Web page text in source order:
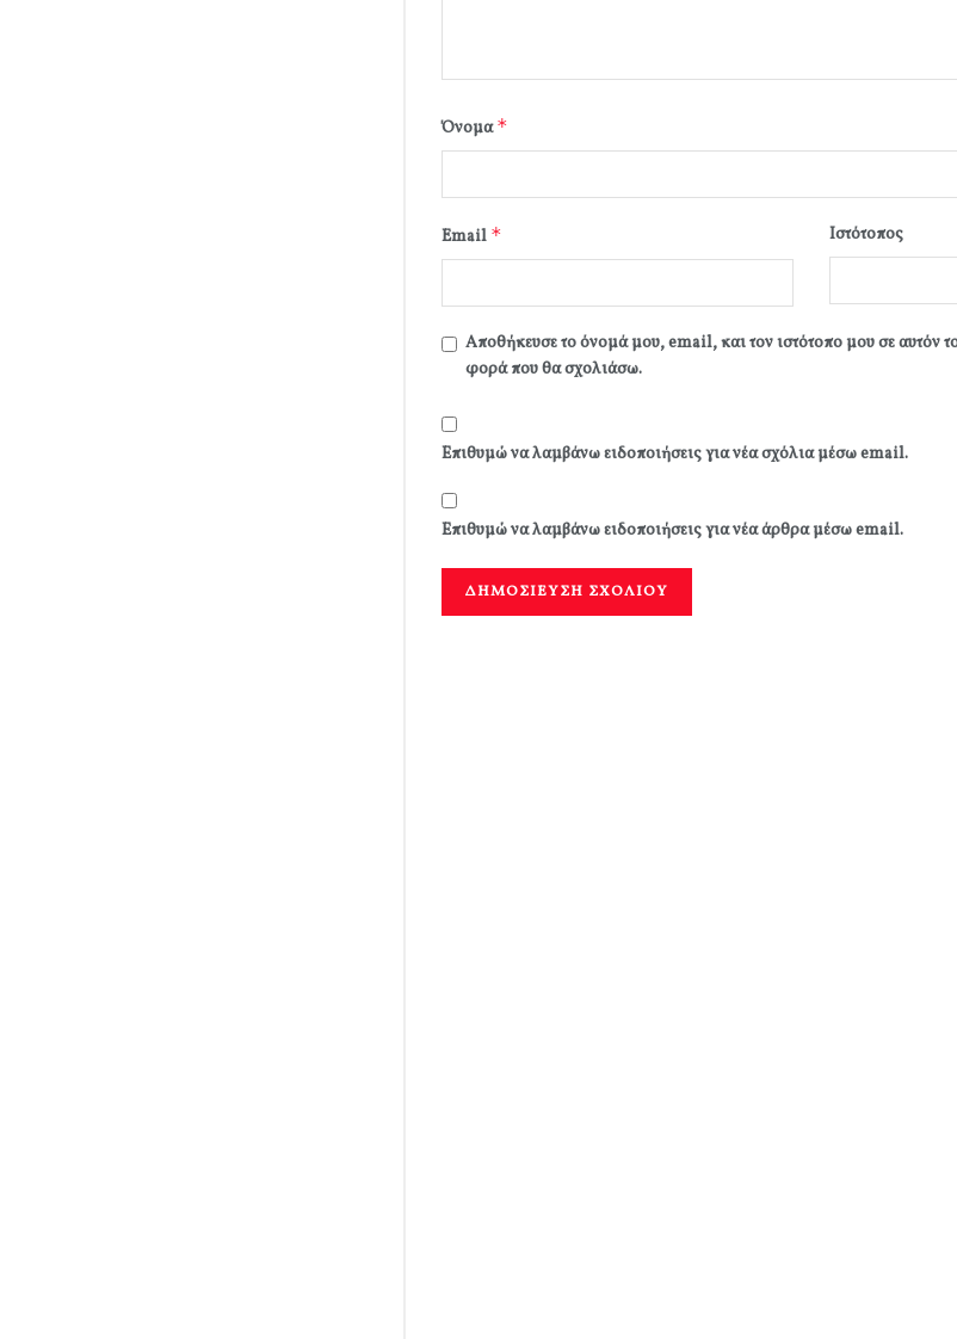
Όνομα*
Email * Ιστότοπος
Αποθήκευσε το όνομά μου, email, και τον ιστότοπο μου σε αυτόν
φορά που θα σχολιάσω.
Επιθυμώ να λαμβάνω ειδοποιήσεις για νέα σχόλια μέσω email.
Επιθυμώ να λαμβάνω ειδοποιήσεις για νέα άρθρα μέσω email.